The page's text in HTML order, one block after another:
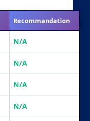
Recommandation
N/A
N/A
N/A
N/A